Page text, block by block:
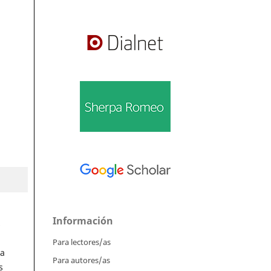
Información
Para lectores/as
Para autores/as